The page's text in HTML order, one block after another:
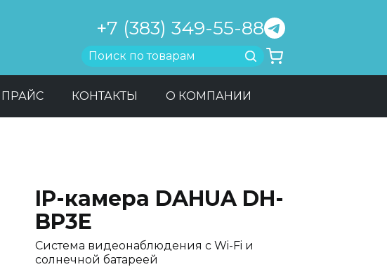
+7 (383) 349-55-88
Найти
ПРАЙС КОНТАКТЫ О КОМПАНИИ
IP-камера DAHUA DH-
BP3E
Система видеонаблюдения с Wi-Fi и
солнечной батареей